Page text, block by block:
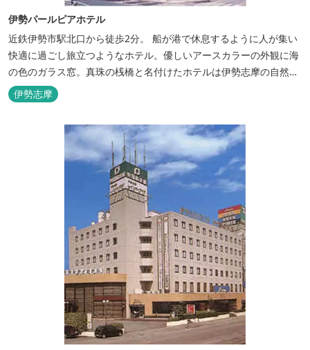
伊勢パールピアホテル
近鉄伊勢市駅北口から徒歩2分。 船が港で休息するように人が集い
快適に過ごし旅立つようなホテル。優しいアースカラーの外観に海
の色のガラス窓。真珠の桟橋と名付けたホテルは伊勢志摩の自然保
護への思いか省エネルギーへの工夫と設備を備えています。 和食・
イタリアンレストランがございます。 また、宿泊のお客様は途中出
入り自由立体駐車場を無料でお使いいただけます。
伊勢志摩